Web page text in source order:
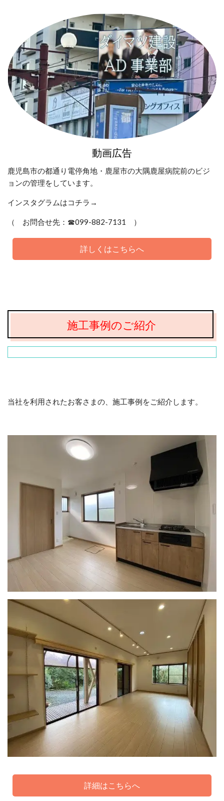
動画広告
鹿児島市の都通り電停角地・鹿屋市の大隅鹿屋病院前のビジ
ョンの管理をしています。
インスタグラムはコチラ→
（ お問合せ先：☎099-882-7131 ）
詳しくはこちらへ
施工事例のご紹介
当社を利用されたお客さまの、施工事例をご紹介します。
詳細はこちらへ